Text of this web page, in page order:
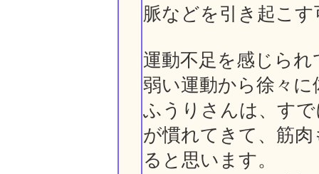
脈などを引き起こ
運動不足を感じら
弱い運動から徐々
ふうりさんは、す
が慣れてきて、筋
ると思います。